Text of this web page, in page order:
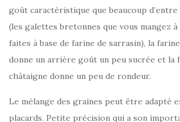
goût caractéristique que beaucoup
(les galettes bretonnes que vous mangez
faites à base de farine de sarrasin), la
donne un arrière goût un peu sucrée et la
châtaigne donne un peu de rondeur.
Le mélange des graines peut être adapté
placards. Petite précision qui a son